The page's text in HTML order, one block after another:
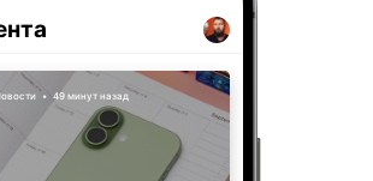
• 49 минут назад